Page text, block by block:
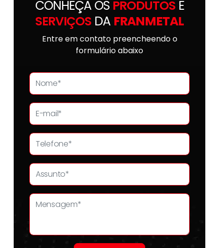
CONHEÇA OS PRODUTOSE
SERVIÇOS DA FRANMETAL
Entre em contato preencheendo o
formulário abaixo